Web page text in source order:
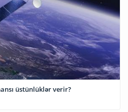
üstünlüklər verir?